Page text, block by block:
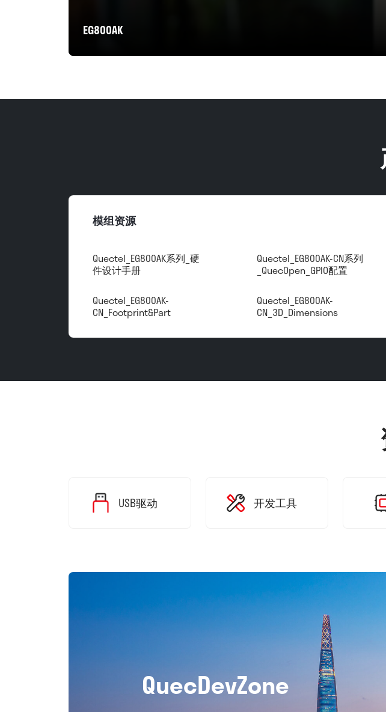
EG800AK
模组资源
Quectel_EG800AK系列_硬
件设计手册
Quectel_EG800AK-CN系列
_QuecOpen_GPIO配置
Quectel_EG800AK-
CN_Footprint&Part
Quectel_EG800AK-
CN_3D_Dimensions
USB驱动 开发工具
QuecDevZone